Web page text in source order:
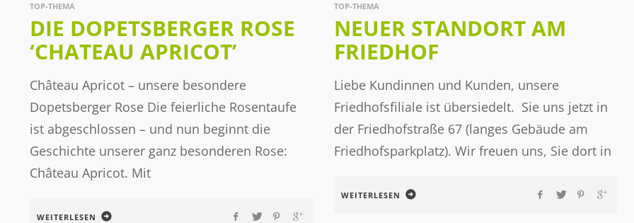
TOP-THEMA
DIE DOPETSBERGER ROSE
‘CHATEAU APRICOT’
Château Apricot – unsere besondere
Dopetsberger Rose Die feierliche Rosentaufe
ist abgeschlossen – und nun beginnt die
Geschichte unserer ganz besonderen Rose:
Château Apricot. Mit
WEITERLESEN
TOP-THEMA
NEUER STANDORT AM
FRIEDHOF
Liebe Kundinnen und Kunden, unsere
Friedhofsfiliale ist übersiedelt. Sie uns jetzt in
der Friedhofstraße 67 (langes Gebäude am
Friedhofsparkplatz). Wir freuen uns, Sie dort in
WEITERLESEN